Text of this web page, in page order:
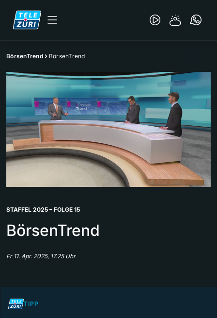
BörsenTrend BörsenTrend
STAFFEL 2025 – FOLGE 15
BörsenTrend
Fr 11. Apr. 2025, 17.25 Uhr
TIPP